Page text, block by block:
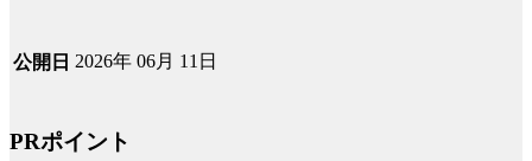
公開日 2026年 06月 11日
PRポイント